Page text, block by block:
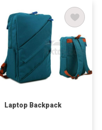
Laptop Backpack